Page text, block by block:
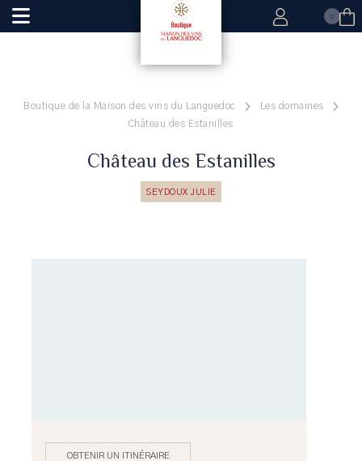
0
Boutique de la Maison des vins du Languedoc
Les domaines
Château des Estanilles
Château des Estanilles
SEYDOUX JULIE
OBTENIR UN ITINÉRAIRE